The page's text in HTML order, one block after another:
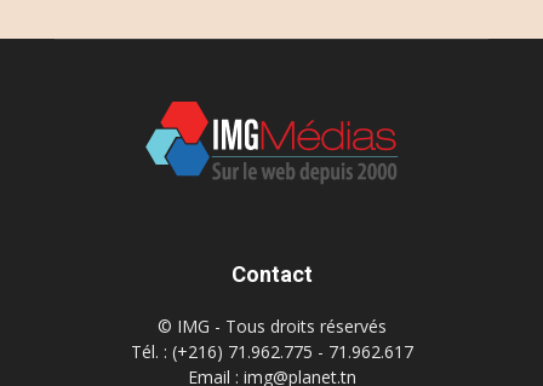
Contact
© IMG - Tous droits réservés
Tél. : (+216) 71.962.775 - 71.962.617
Email : img@planet.tn